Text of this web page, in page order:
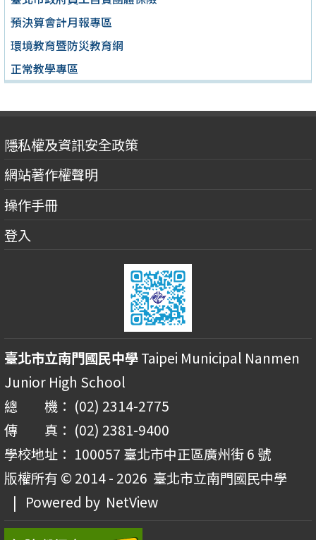
預決算會計月報專區
環境教育暨防災教育網
正常教學專區
隱私權及資訊安全政策
網站著作權聲明
操作手冊
登入
臺北市立南門國民中學Taipei Municipal Nanmen
Junior High School
總 機： (02) 2314-2775
傳 真： (02) 2381-9400
學校地址： 100057 臺北市中正區廣州街 6 號
版權所有 © 2014 - 2026 臺北市立南門國民中學
| Powered by NetView